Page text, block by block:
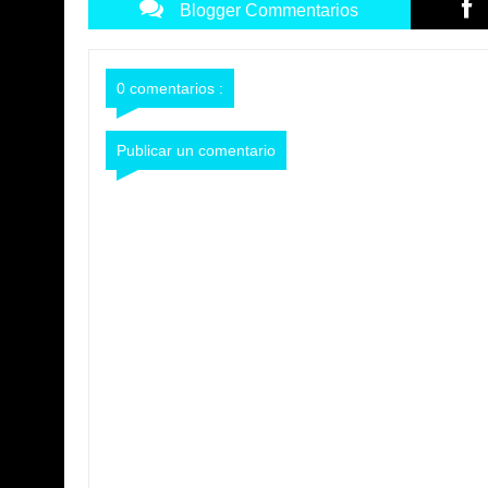
Blogger Commentarios
0 comentarios :
Publicar un comentario